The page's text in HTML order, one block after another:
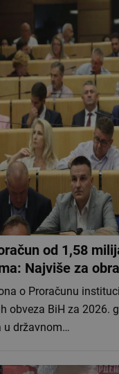
od 1,58
Najviše za
o Proračunu
obveza BiH za 2026.
u državnom…